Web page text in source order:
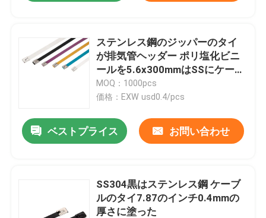
ステンレス鋼のジッパーのタイ
が排気管ヘッダー ポリ塩化ビニ
ールを5.6x300mmはSSにケーブ
ルで通信するタイを塗った
MOQ：1000pcs
価格：EXW usd0.4/pcs
ベストプライス お問い合わせ
SS304黒はステンレス鋼 ケーブ
ルのタイ7.87のインチ0.4mmの
厚さに塗った